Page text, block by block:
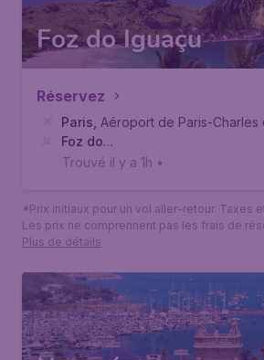
Foz do Iguaçu
Réservez
Paris Aéroport de Paris-Charles
Foz do
Iguaçu Aéroport international de
Trouvé il y a 1h •
*Prix initiaux pour un vol aller-retour. Taxes
Les prix ne comprennent pas les frais de
Plus de détails